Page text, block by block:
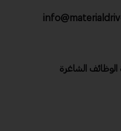
الشاغرة